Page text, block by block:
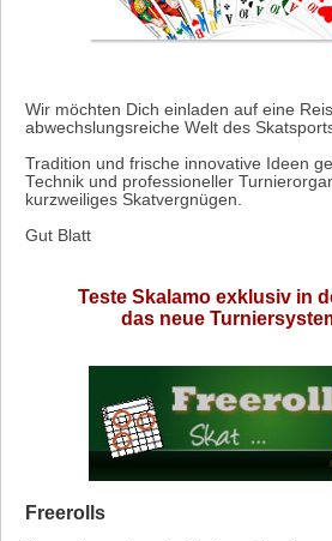
Wir möchten Dich einladen auf eine
abwechslungsreiche Welt des
Tradition und frische innovative Ideen
Technik und professioneller
kurzweiliges Skatvergnügen.
Gut Blatt
Teste Skalamo exklusiv in
das neue
Freerolls